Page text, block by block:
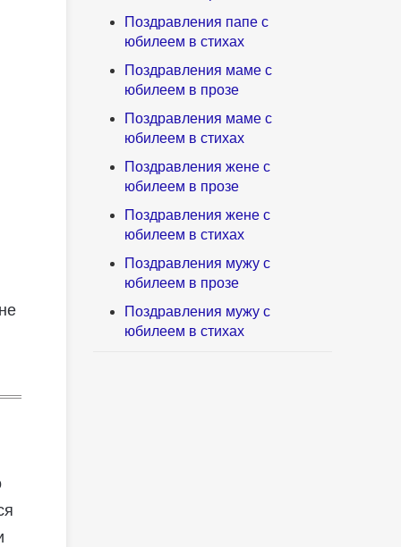
Поздравления папе с
юбилеем в стихах
Поздравления маме с
юбилеем в прозе
Поздравления маме с
юбилеем в стихах
Поздравления жене с
юбилеем в прозе
Поздравления жене с
юбилеем в стихах
Поздравления мужу с
юбилеем в прозе
Поздравления мужу с
юбилеем в стихах